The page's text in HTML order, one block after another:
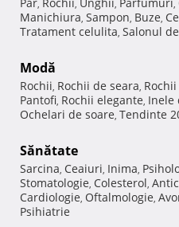
, , , ,
Manichiura, Sampon, Buze,
Tratament celulita, Salonul
Modă
Rochii, Rochii de seara,
Pantofi, Rochii elegante, Inele
Ochelari de soare, Tendinte
Sănătate
Sarcina, Ceaiuri, Inima,
Stomatologie, Colesterol,
Cardiologie, Oftalmologie,
Psihiatrie